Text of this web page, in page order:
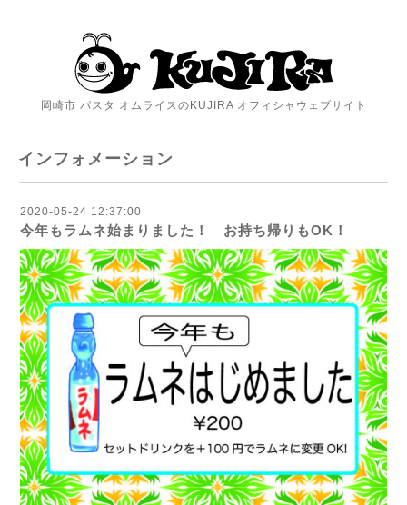
岡崎市 パスタ オムライスのKUJIRA オフィシャウェブサイト
インフォメーション
2020-05-24 12:37:00
今年もラムネ始まりました！ お持ち帰りもOK！